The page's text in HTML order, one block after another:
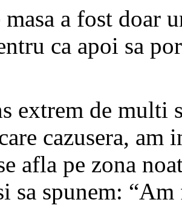
masa a fost doar
ca apoi sa
extrem de multi
cazusera, am
afla pe zona
sa spunem: